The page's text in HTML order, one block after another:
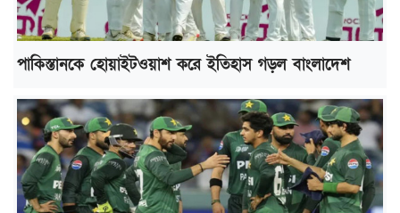
পাকিস্তানকে হোয়াইটওয়াশ করে ইতিহাস গড়ল বাংলাদেশ